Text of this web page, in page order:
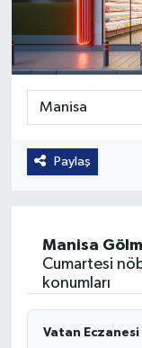
Paylaş
Manisa
Cumartesi
konumları
Vatan Eczanesi
Güvenlik
Kültür-
Magazin
Özel Haber
Sağlık
Siyaset